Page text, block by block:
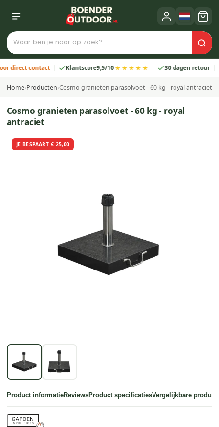
contact Klantscore9,5/10★★★★★ 30 dagen retour
Home›Producten›Cosmo granieten parasolvoet - 60 kg - royal antraciet
Cosmo granieten parasolvoet - 60 kg - royal
antraciet
JE BESPAART € 25,00
Product informatieReviewsProduct specificatiesVergelijkbare